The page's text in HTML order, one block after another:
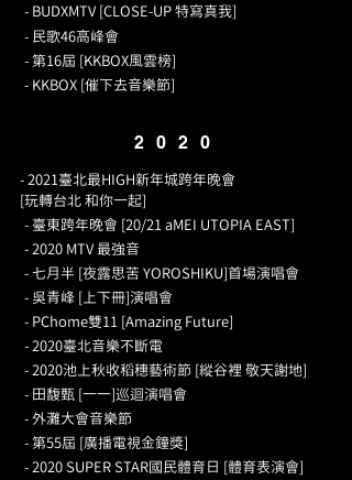
- BUDXMTV [CLOSE-UP 特寫真我]
- 民歌46高峰會
- 第16屆 [KKBOX風雲榜]
- KKBOX [催下去音樂節]
2020
- 2021臺北最HIGH新年城跨年晚會
[玩轉台北 和你一起]
- 臺東跨年晚會 [20/21 aMEI UTOPIA EAST]
- 2020 MTV 最強音
- 七月半 [夜露思苦 YOROSHIKU]首場演唱會
- 吳青峰 [上下冊]演唱會
- PChome雙11 [Amazing Future]
- 2020臺北音樂不斷電
- 2020池上秋收稻穗藝術節 [縱谷裡 敬天謝地]
- 田馥甄 [一一]巡迴演唱會
- 外灘大會音樂節
- 第55屆 [廣播電視金鐘獎]
- 2020 SUPER STAR國民體育日 [體育表演會]